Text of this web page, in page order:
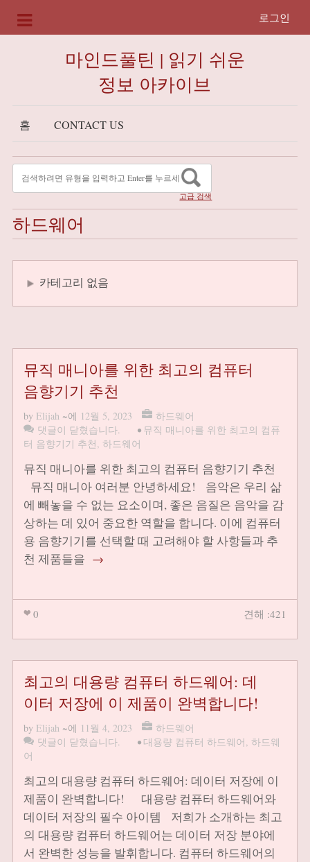
로그인
마인드풀틴 | 읽기 쉬운
정보 아카이브
홈 CONTACT US
고급 검색
하드웨어
카테고리 없음
뮤직 매니아를 위한 최고의 컴퓨터
음향기기 추천
by Elijah ~에 12월 5, 2023
하드웨어
댓글이 닫혔습니다.
• 뮤직 매니아를 위한 최고의 컴퓨
터 음향기기 추천, 하드웨어
뮤직 매니아를 위한 최고의 컴퓨터 음향기기 추천
뮤직 매니아 여러분 안녕하세요! 음악은 우리 삶
에 빼놓을 수 없는 요소이며, 좋은 음질은 음악을 감
상하는 데 있어 중요한 역할을 합니다. 이에 컴퓨터
용 음향기기를 선택할 때 고려해야 할 사항들과 추
천 제품들을 →
0 견해 :421
최고의 대용량 컴퓨터 하드웨어: 데
이터 저장에 이 제품이 완벽합니다!
by Elijah ~에 11월 4, 2023
하드웨어
댓글이 닫혔습니다.
• 대용량 컴퓨터 하드웨어, 하드웨
어
최고의 대용량 컴퓨터 하드웨어: 데이터 저장에 이
제품이 완벽합니다! 대용량 컴퓨터 하드웨어와
데이터 저장의 필수 아이템 저희가 소개하는 최고
의 대용량 컴퓨터 하드웨어는 데이터 저장 분야에
서 완벽한 성능을 발휘합니다. 컴퓨터 하드웨어의